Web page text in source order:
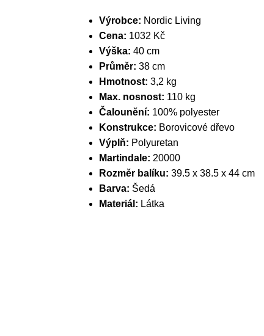
Výrobce: Nordic Living
Cena: 1032 Kč
Výška: 40 cm
Průměr: 38 cm
Hmotnost: 3,2 kg
Max. nosnost: 110 kg
Čalounění: 100% polyester
Konstrukce: Borovicové dřevo
Výplň: Polyuretan
Martindale: 20000
Rozměr balíku: 39.5 x 38.5 x 44 cm
Barva: Šedá
Materiál: Látka